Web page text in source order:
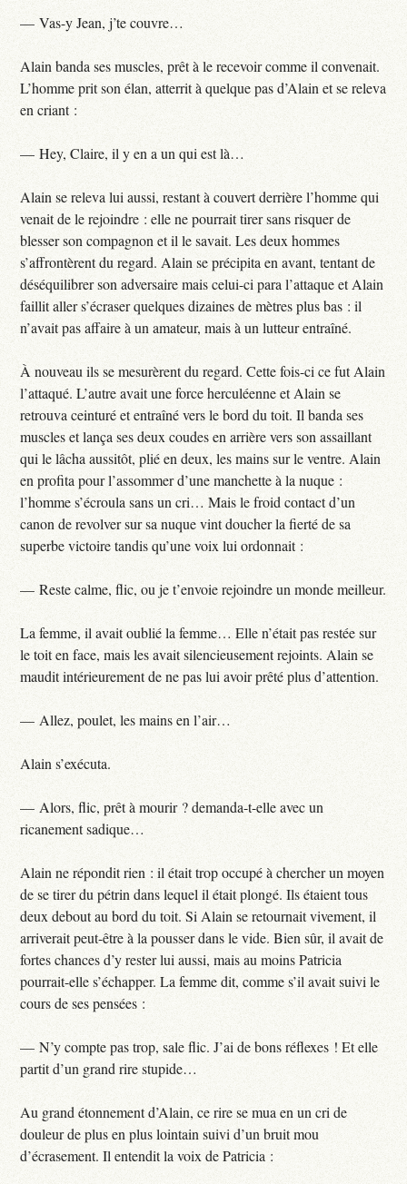
— Vas-y Jean, j’te couvre…
Alain banda ses muscles, prêt à le recevoir comme il convenait.
L’homme prit son élan, atterrit à quelque pas d’Alain et se releva
en criant :
— Hey, Claire, il y en a un qui est là…
Alain se releva lui aussi, restant à couvert derrière l’homme qui
venait de le rejoindre : elle ne pourrait tirer sans risquer de
blesser son compagnon et il le savait. Les deux hommes
s’affrontèrent du regard. Alain se précipita en avant, tentant de
déséquilibrer son adversaire mais celui-ci para l’attaque et Alain
faillit aller s’écraser quelques dizaines de mètres plus bas : il
n’avait pas affaire à un amateur, mais à un lutteur entraîné.
À nouveau ils se mesurèrent du regard. Cette fois-ci ce fut Alain
l’attaqué. L’autre avait une force herculéenne et Alain se
retrouva ceinturé et entraîné vers le bord du toit. Il banda ses
muscles et lança ses deux coudes en arrière vers son assaillant
qui le lâcha aussitôt, plié en deux, les mains sur le ventre. Alain
en profita pour l’assommer d’une manchette à la nuque :
l’homme s’écroula sans un cri… Mais le froid contact d’un
canon de revolver sur sa nuque vint doucher la fierté de sa
superbe victoire tandis qu’une voix lui ordonnait :
— Reste calme, flic, ou je t’envoie rejoindre un monde meilleur.
La femme, il avait oublié la femme… Elle n’était pas restée sur
le toit en face, mais les avait silencieusement rejoints. Alain se
maudit intérieurement de ne pas lui avoir prêté plus d’attention.
— Allez, poulet, les mains en l’air…
Alain s’exécuta.
— Alors, flic, prêt à mourir ? demanda-t-elle avec un
ricanement sadique…
Alain ne répondit rien : il était trop occupé à chercher un moyen
de se tirer du pétrin dans lequel il était plongé. Ils étaient tous
deux debout au bord du toit. Si Alain se retournait vivement, il
arriverait peut-être à la pousser dans le vide. Bien sûr, il avait de
fortes chances d’y rester lui aussi, mais au moins Patricia
pourrait-elle s’échapper. La femme dit, comme s’il avait suivi le
cours de ses pensées :
— N’y compte pas trop, sale flic. J’ai de bons réflexes ! Et elle
partit d’un grand rire stupide…
Au grand étonnement d’Alain, ce rire se mua en un cri de
douleur de plus en plus lointain suivi d’un bruit mou
d’écrasement. Il entendit la voix de Patricia :